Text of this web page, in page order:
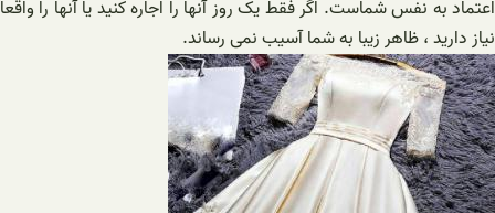
اعتماد به نفس شماست. اگر فقط یک روز آنها را اجاره کنید یا آنها را واقعاً
نیاز دارید ، ظاهر زیبا به شما آسیب نمی رساند.